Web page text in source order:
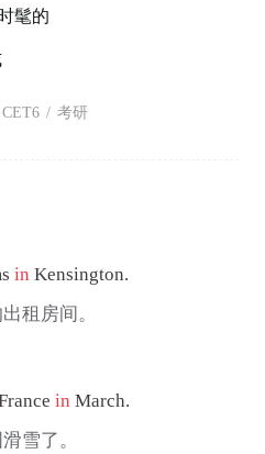
髦的
CET6 / 考研
in Kensington.
租房间。
in March.
雪了。